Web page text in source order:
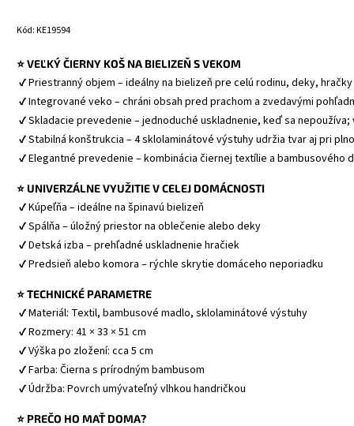
Kód:KE19594
⭐ VEĽKÝ ČIERNY KOŠ NA BIELIZEŇ S VEKOM
✔ Priestranný objem – ideálny na bielizeň pre celú rodinu, deky,
✔ Integrované veko – chráni obsah pred prachom a zvedavými
✔ Skladacie prevedenie – jednoduché uskladnenie, keď sa nepoužíva;
✔ Stabilná konštrukcia – 4 sklolaminátové výstuhy udržia tvar aj pri
✔ Elegantné prevedenie – kombinácia čiernej textílie a bambusového
⭐ UNIVERZÁLNE VYUŽITIE V CELEJ DOMÁCNOSTI
✔ Kúpeľňa – ideálne na špinavú bielizeň
✔ Spálňa – úložný priestor na oblečenie alebo deky
✔ Detská izba – prehľadné uskladnenie hračiek
✔ Predsieň alebo komora – rýchle skrytie domáceho neporiadku
⭐ TECHNICKÉ PARAMETRE
✔ Materiál: Textil, bambusové madlo, sklolaminátové výstuhy
✔ Rozmery: 41 × 33 × 51 cm
✔ Výška po zložení: cca 5 cm
✔ Farba: Čierna s prírodným bambusom
✔ Údržba: Povrch umývateľný vlhkou handričkou
⭐ PREČO HO MAŤ DOMA?